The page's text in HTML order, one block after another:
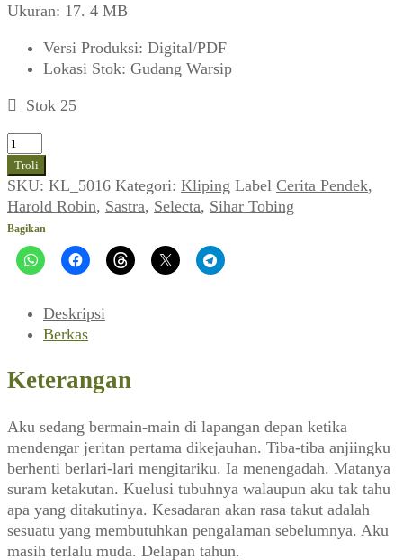
Ukuran: 17. 4 MB
Versi Produksi: Digital/PDF
Lokasi Stok: Gudang Warsip
Stok 25
Kuantitas
Harold
Robin
~
Bandoleros
(Selecta,
Agustus
Troli
SKU: KL_5016 Kategori: Kliping Label Cerita Pendek,
Harold Robin, Sastra, Selecta, Sihar Tobing
Bagikan
Deskripsi
Berkas
Keterangan
Aku sedang bermain-main di lapangan depan ketika
mendengar jeritan pertama dikejauhan. Tiba-tiba anjiingku
berhenti berlari-lari mengitariku. Ia menengadah. Matanya
suram ketakutan. Kuelusi tubuhnya walaupun aku tak tahu
apa yang ditakutinya. Kesadaran akan rasa takut adalah
sesuatu yang membutuhkan pengalaman sebelumnya. Aku
masih terlalu muda. Delapan tahun.